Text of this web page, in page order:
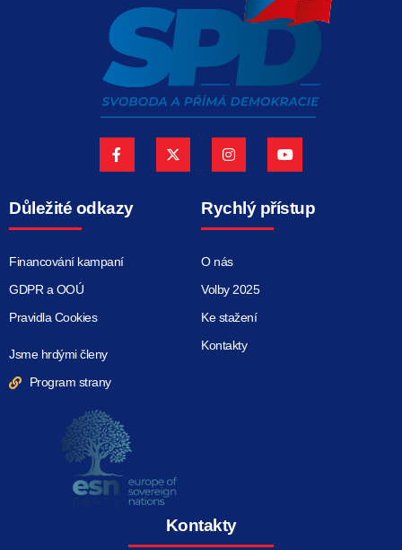
Důležité odkazy
Financování kampaní
GDPR a OOÚ
Pravidla Cookies
Jsme hrdými členy
Program strany
Rychlý přístup
O nás
Volby 2025
Ke stažení
Kontakty
Kontakty